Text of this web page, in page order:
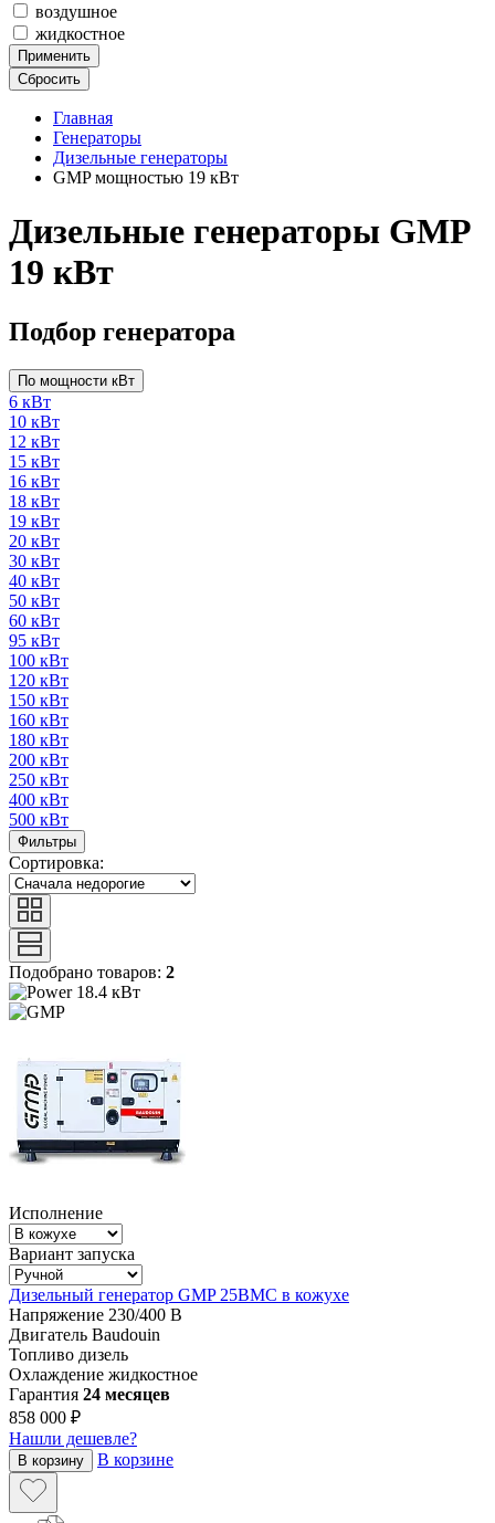
воздушное
жидкостное
Применить
Сбросить
Главная
Генераторы
Дизельные генераторы
GMP мощностью 19 кВт
Дизельные генераторы GMP
19 кВт
Подбор генератора
По мощности кВт
6 кВт
10 кВт
12 кВт
15 кВт
16 кВт
18 кВт
19 кВт
20 кВт
30 кВт
40 кВт
50 кВт
60 кВт
95 кВт
100 кВт
120 кВт
150 кВт
160 кВт
180 кВт
200 кВт
250 кВт
400 кВт
500 кВт
Фильтры
Сортировка:
Подобрано товаров: 2
18.4 кВт
Исполнение
Вариант запуска
Дизельный генератор GMP 25BMC в кожухе
Напряжение 230/400 В
Двигатель Baudouin
Топливо дизель
Охлаждение жидкостное
Гарантия 24 месяцев
858 000 ₽
Нашли дешевле?
В корзину В корзине